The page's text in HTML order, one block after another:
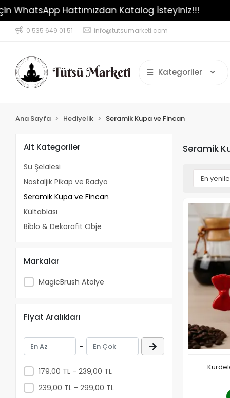
Siparişler İçin WhatsApp Hattımızdan Katalog
0 535 649 01 51 info@tutsumarketi.com
Kategoriler
Ana Sayfa Hediyelik Seramik Kupa ve Fincan
Alt Kategoriler
Su Şelalesi
Nostaljik Pikap ve Radyo
Seramik Kupa ve Fincan
Kültablası
Biblo & Dekorafit Obje
Markalar
MagicBrush Atolye
Fiyat Aralıkları
-
179,00 TL - 239,00 TL
239,00 TL - 299,00 TL
Seramik